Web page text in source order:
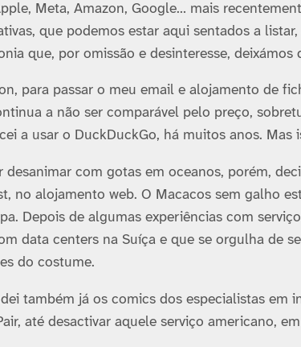
Meta, Amazon, Google… mais
que podemos estar aqui sentados a
que, por omissão e desinteresse, deixámos
para passar o meu email e alojamento de
a não ser comparável pelo preço,
a usar o DuckDuckGo, há muitos anos. Mas
desanimar com gotas em oceanos, porém,
no alojamento web. O Macacos sem galho
Depois de algumas experiências com
data centers na Suíça e que se orgulha de
do costume.
também já os comics dos especialistas em
até desactivar aquele serviço americano,